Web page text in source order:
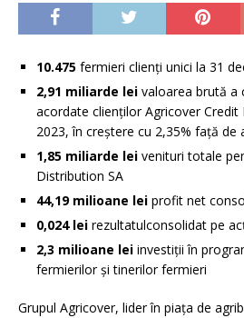
10.475 fermieri clienți unici la 31
2,91 miliarde lei valoarea brută a
acordate clienților Agricover Credit
2023, în creștere cu 2,35% față de
1,85 miliarde lei venituri totale
Distribution SA
44,19 milioane lei profit net
0,024 lei rezultatulconsolidat pe
2,3 milioane lei investiții în
fermierilor și tinerilor fermieri
Grupul Agricover, lider în piața de